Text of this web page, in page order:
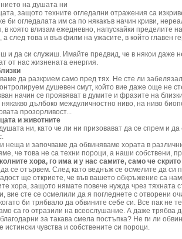
на душата ни
защото техните огледални отражения са
би огледалата им са по някакъв начин криви,
в която влизам ежедневно, напускайки пределите
след това и във филм на ужасите, в който главен
и да си служиш. Имайте предвид, че в някои даже
от нас жизнената енергия.
да разкрием само пред тях. Не сте ли
душевен смут, който вие даже още не
начин се проявяват в думите и фразите на
дълбоко междуличностно ниво, на ниво
прозорливост...
и животните
ни, като че ли ни призовават да се спрем и
неща и започваме да обвиняваме хората в
че това не са техни пороци, а наши собствени,
хора, го има и у нас самите, само че
се отървем. След като веднъж се осмелите да си
ще откриете, че във вашето обкръжение са
хора, защото нямате повече нужда чрез тяхната
вие сте се осмелили да я погледнете с отворени
би трябвало да обвините себе си. Все пак не
са го отразили на всеослушание. А даже трябва
за такава смела постъпка? Не ги ли
чувства и собствените си пороци.